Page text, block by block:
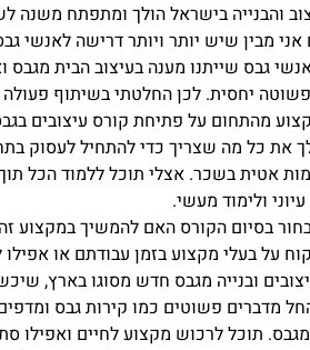
והבנייה בישראל הולך ומתפתח משנה
אני מבין שיש יותר ויותר דרישה לאנשי
גבס שייתנו מענה בעיצוב הבית מגבס
פשוטה יחסית. לכן החלטתי בשיתוף
מהתחום על פתיחת קורס עיצובים
את כל מה שצריך כדי להתחיל לעסוק
אטית בשכר. אצלי תוכל ללמוד הכל
ולימוד מעשי.
בסיום הקורס האם להמשיך במקצוע
על בעלי מקצוע בזמן עבודתם או
ובנייה מגבס חדש מסוגו בארץ,
מדברים פשוטים כמו קירות גבס
מגבס. תוכל לרכוש מקצוע לחיים